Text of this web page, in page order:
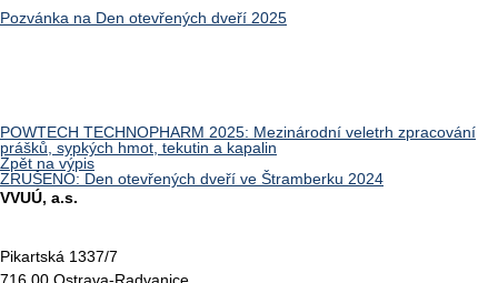
Pozvánka na Den otevřených dveří 2025
POWTECH TECHNOPHARM 2025: Mezinárodní veletrh zpracování
prášků, sypkých hmot, tekutin a kapalin
Zpět na výpis
ZRUŠENO: Den otevřených dveří ve Štramberku 2024
VVUÚ, a.s.
Pikartská 1337/7